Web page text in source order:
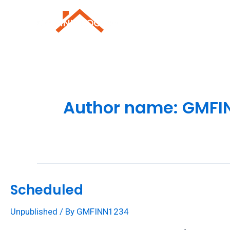
Author name:
Scheduled
Unpublished / By GMFINN1234